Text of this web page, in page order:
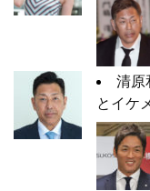
清原
とイケ